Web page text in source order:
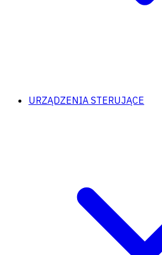
URZĄDZENIA STERUJĄCE